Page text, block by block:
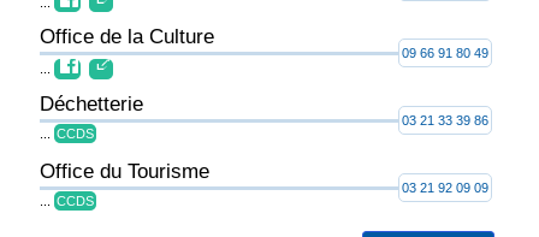
Office de la Culture
09 66 91 80 49
Déchetterie
CCDS
03 21 33 39 86
Office du Tourisme
CCDS
03 21 92 09 09